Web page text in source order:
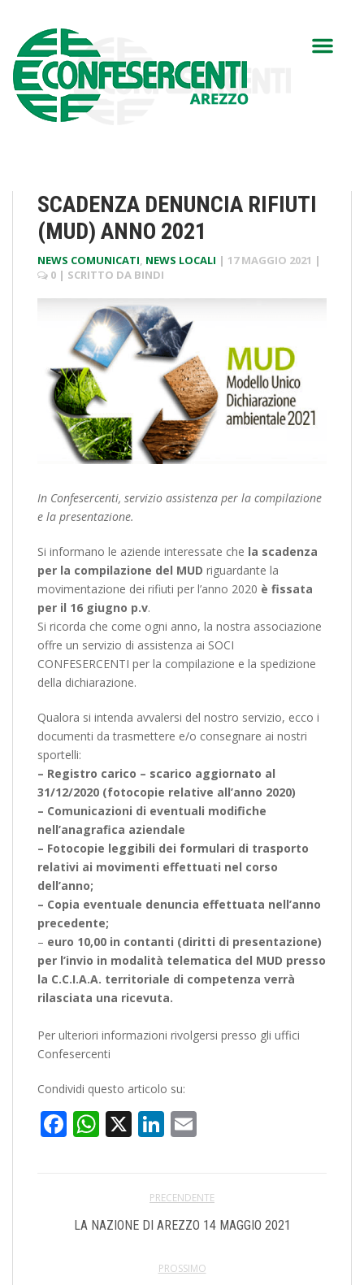
SCADENZA DENUNCIA RIFIUTI
(MUD) ANNO 2021
NEWS COMUNICATI, NEWS LOCALI | 17 MAGGIO 2021 |
0 | SCRITTO DA BINDI
In Confesercenti, servizio assistenza per la compilazione
e la presentazione.
Si informano le aziende interessate che la scadenza
per la compilazione del MUD riguardante la
movimentazione dei rifiuti per l’anno 2020 è fissata
per il 16 giugno p.v.
Si ricorda che come ogni anno, la nostra associazione
offre un servizio di assistenza ai SOCI
CONFESERCENTI per la compilazione e la spedizione
della dichiarazione.
Qualora si intenda avvalersi del nostro servizio, ecco i
documenti da trasmettere e/o consegnare ai nostri
sportelli:
– Registro carico – scarico aggiornato al
31/12/2020 (fotocopie relative all’anno 2020)
– Comunicazioni di eventuali modifiche
nell’anagrafica aziendale
– Fotocopie leggibili dei formulari di trasporto
relativi ai movimenti effettuati nel corso
dell’anno;
– Copia eventuale denuncia effettuata nell’anno
precedente;
– euro 10,00 in contanti (diritti di presentazione)
per l’invio in modalità telematica del MUD presso
la C.C.I.A.A. territoriale di competenza verrà
rilasciata una ricevuta.
Per ulteriori informazioni rivolgersi presso gli uffici
Confesercenti
Condividi questo articolo su:
Facebook
WhatsApp
X LinkedIn
PRECENDENTE
LA NAZIONE DI AREZZO 14 MAGGIO 2021
PROSSIMO